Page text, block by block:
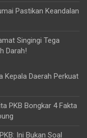
Pastikan Keandalan
Singingi Tega
Darah!
Kepala Daerah Perkuat
PKB Bongkar 4 Fakta
Ini Bukan Soal